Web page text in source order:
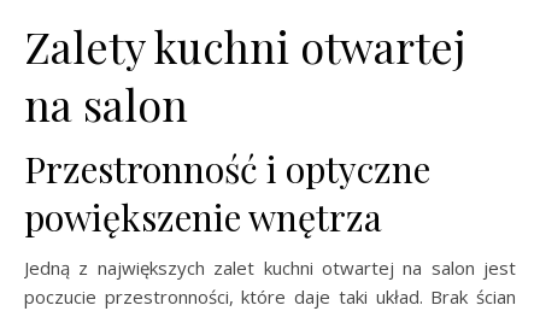
Zalety kuchni otwartej
na salon
Przestronność i optyczne
powiększenie wnętrza
Jedną z największych zalet kuchni otwartej na salon jest
poczucie przestronności, które daje taki układ. Brak ścian